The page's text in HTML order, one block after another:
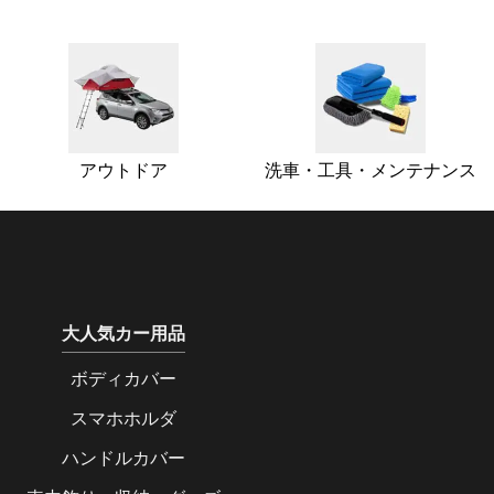
アウトドア 洗車・工具・メンテナンス
大人気カー用品
ボディカバー
スマホホルダ
ハンドルカバー